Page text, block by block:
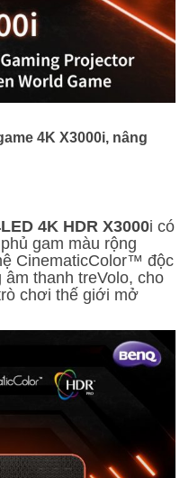
4K X3000i, nâng
4K HDR X3000i có
gam màu rộng
CinematicColor™ độc
thanh treVolo, cho
chơi thế giới mở